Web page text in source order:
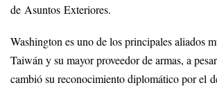
de Asuntos Exteriores.
Washington es uno de los principales aliados
Taiwán y su mayor proveedor de armas, a
cambió su reconocimiento diplomático por el